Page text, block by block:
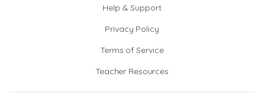
Help & Support
Privacy Policy
Terms of Service
Teacher Resources